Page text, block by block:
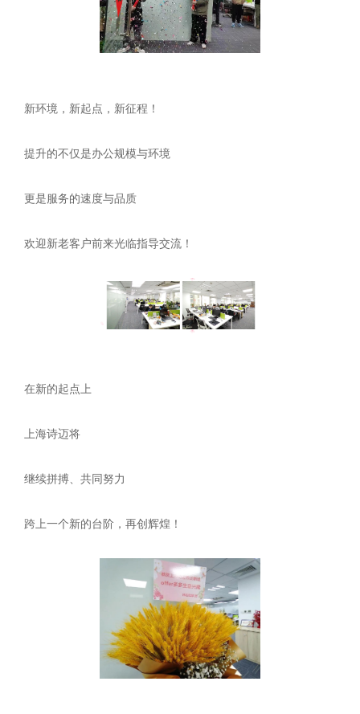
新环境，新起点，新征程！
提升的不仅是办公规模与环境
更是服务的速度与品质
欢迎新老客户前来光临指导交流！
在新的起点上
上海诗迈将
继续拼搏、共同努力
跨上一个新的台阶，再创辉煌！